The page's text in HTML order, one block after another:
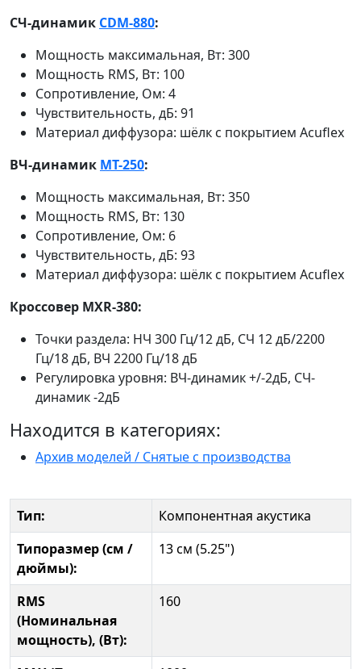
СЧ-динамик CDM-880:
Мощность максимальная, Вт: 300
Мощность RMS, Вт: 100
Сопротивление, Ом: 4
Чувствительность, дБ: 91
Материал диффузора: шёлк с покрытием Acuflex
ВЧ-динамик MT-250:
Мощность максимальная, Вт: 350
Мощность RMS, Вт: 130
Сопротивление, Ом: 6
Чувствительность, дБ: 93
Материал диффузора: шёлк с покрытием Acuflex
Кроссовер MXR-380:
Точки раздела: НЧ 300 Гц/12 дБ, СЧ 12 дБ/2200
Гц/18 дБ, ВЧ 2200 Гц/18 дБ
Регулировка уровня: ВЧ-динамик +/-2дБ, CЧ-
динамик -2дБ
Находится в категориях:
Архив моделей / Снятые с производства
Тип:
Компонентная акустика
Типоразмер (см /
дюймы):
13 см (5.25")
RMS
(Номинальная
мощность), (Вт):
160